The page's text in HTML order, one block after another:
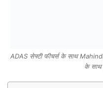
ADAS सेफ्टी फीचर्स के साथ
के साथ